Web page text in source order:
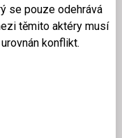
se pouze odehrává
těmito aktéry musí
konflikt.